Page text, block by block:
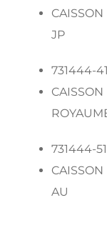
JP
731444-
731444-
AU